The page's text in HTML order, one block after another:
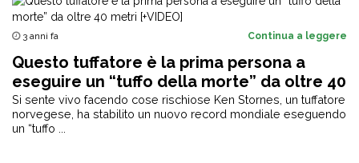
3 anni fa Continua a leggere
Questo tuffatore è la prima persona a
eseguire un “tuffo della morte” da oltre 40
metri [+VIDEO]
Si sente vivo facendo cose rischiose Ken Stornes, un tuffatore
norvegese, ha stabilito un nuovo record mondiale eseguendo
un “tuffo ...